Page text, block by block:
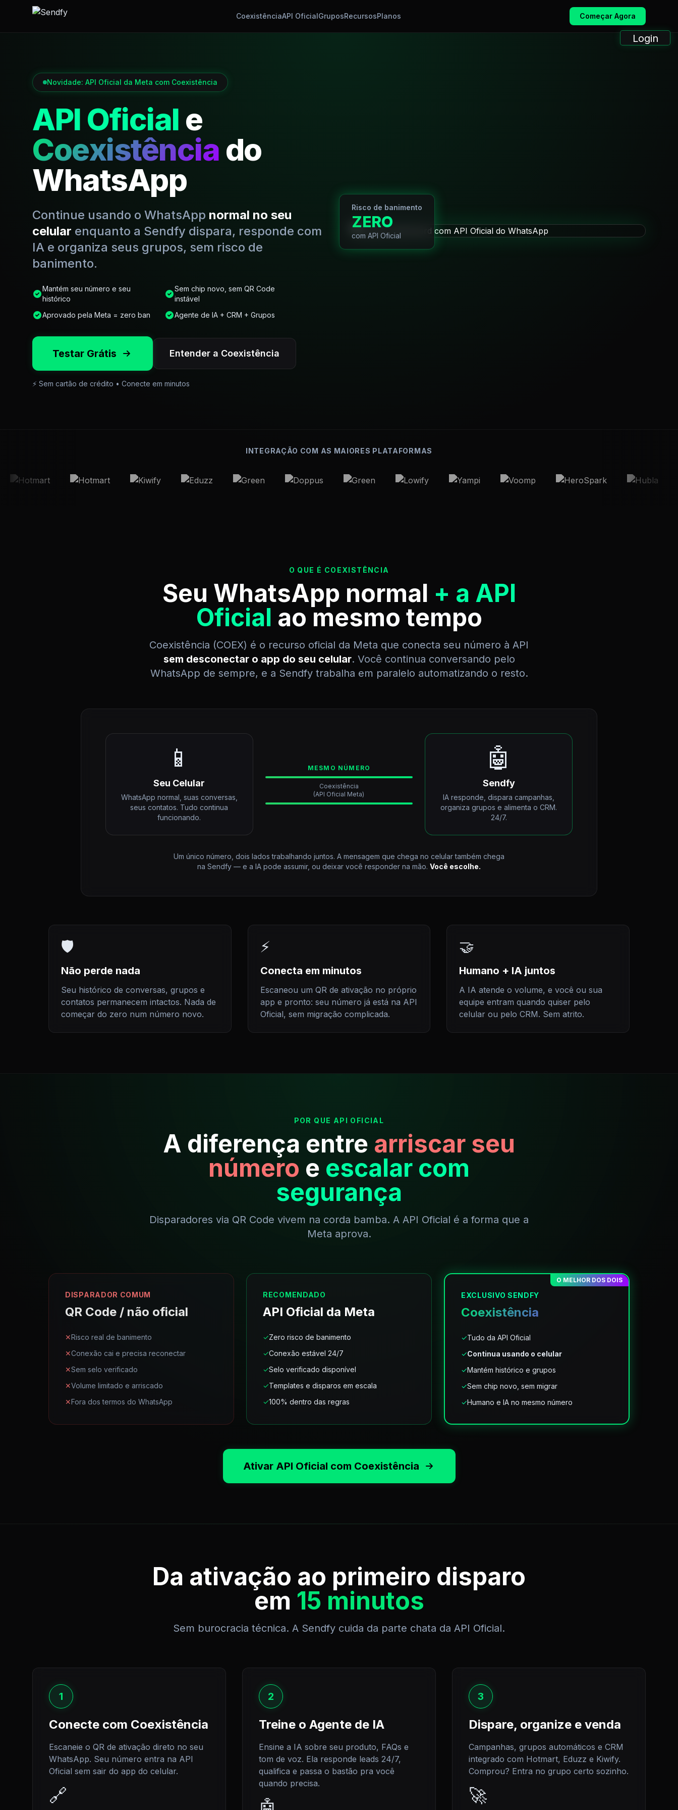
CoexistênciaAPI OficialGruposRecursosPlanos Começar Agora
Novidade: API Oficial da Meta com Coexistência
API Oficial e
Coexistência do
WhatsApp
Continue usando o WhatsApp normal no seu
celular enquanto a Sendfy dispara, responde com
IA e organiza seus grupos, sem risco de
banimento.
Mantém seu número e seu
histórico
Sem chip novo, sem QR Code
instável
Aprovado pela Meta = zero ban
Agente de IA + CRM + Grupos
Testar Grátis Entender a Coexistência
⚡ Sem cartão de crédito • Conecte em minutos
Risco de banimento
ZERO
com API Oficial
INTEGRAÇÃO COM AS MAIORES PLATAFORMAS
O QUE É COEXISTÊNCIA
Seu WhatsApp normal + a API
Oficial ao mesmo tempo
Coexistência (COEX) é o recurso oficial da Meta que conecta seu número à API
sem desconectar o app do seu celular. Você continua conversando pelo
WhatsApp de sempre, e a Sendfy trabalha em paralelo automatizando o resto.
📱
Seu Celular
WhatsApp normal, suas conversas,
seus contatos. Tudo continua
funcionando.
MESMO NÚMERO
Coexistência
(API Oficial Meta)
🤖
Sendfy
IA responde, dispara campanhas,
organiza grupos e alimenta o CRM.
24/7.
Um único número, dois lados trabalhando juntos. A mensagem que chega no celular também chega
na Sendfy — e a IA pode assumir, ou deixar você responder na mão. Você escolhe.
🛡️
Não perde nada
Seu histórico de conversas, grupos e
contatos permanecem intactos. Nada de
começar do zero num número novo.
⚡
Conecta em minutos
Escaneou um QR de ativação no próprio
app e pronto: seu número já está na API
Oficial, sem migração complicada.
🤝
Humano + IA juntos
A IA atende o volume, e você ou sua
equipe entram quando quiser pelo
celular ou pelo CRM. Sem atrito.
POR QUE API OFICIAL
A diferença entre arriscar seu
número e escalar com
segurança
Disparadores via QR Code vivem na corda bamba. A API Oficial é a forma que a
Meta aprova.
DISPARADOR COMUM
QR Code / não oficial
✕Risco real de banimento
✕Conexão cai e precisa reconectar
✕Sem selo verificado
✕Volume limitado e arriscado
✕Fora dos termos do WhatsApp
RECOMENDADO
API Oficial da Meta
✓Zero risco de banimento
✓Conexão estável 24/7
✓Selo verificado disponível
✓Templates e disparos em escala
✓100% dentro das regras
O MELHOR DOS DOIS
EXCLUSIVO SENDFY
Coexistência
✓Tudo da API Oficial
✓Continua usando o celular
✓Mantém histórico e grupos
✓Sem chip novo, sem migrar
✓Humano e IA no mesmo número
Ativar API Oficial com Coexistência
Da ativação ao primeiro disparo
em 15 minutos
Sem burocracia técnica. A Sendfy cuida da parte chata da API Oficial.
1
Conecte com Coexistência
Escaneie o QR de ativação direto no seu
WhatsApp. Seu número entra na API
Oficial sem sair do app do celular.
🔗
2
Treine o Agente de IA
Ensine a IA sobre seu produto, FAQs e
tom de voz. Ela responde leads 24/7,
qualifica e passa o bastão pra você
quando precisa.
3
Dispare, organize e venda
Campanhas, grupos automáticos e CRM
integrado com Hotmart, Eduzz e Kiwify.
Comprou? Entra no grupo certo sozinho.
🚀
Login